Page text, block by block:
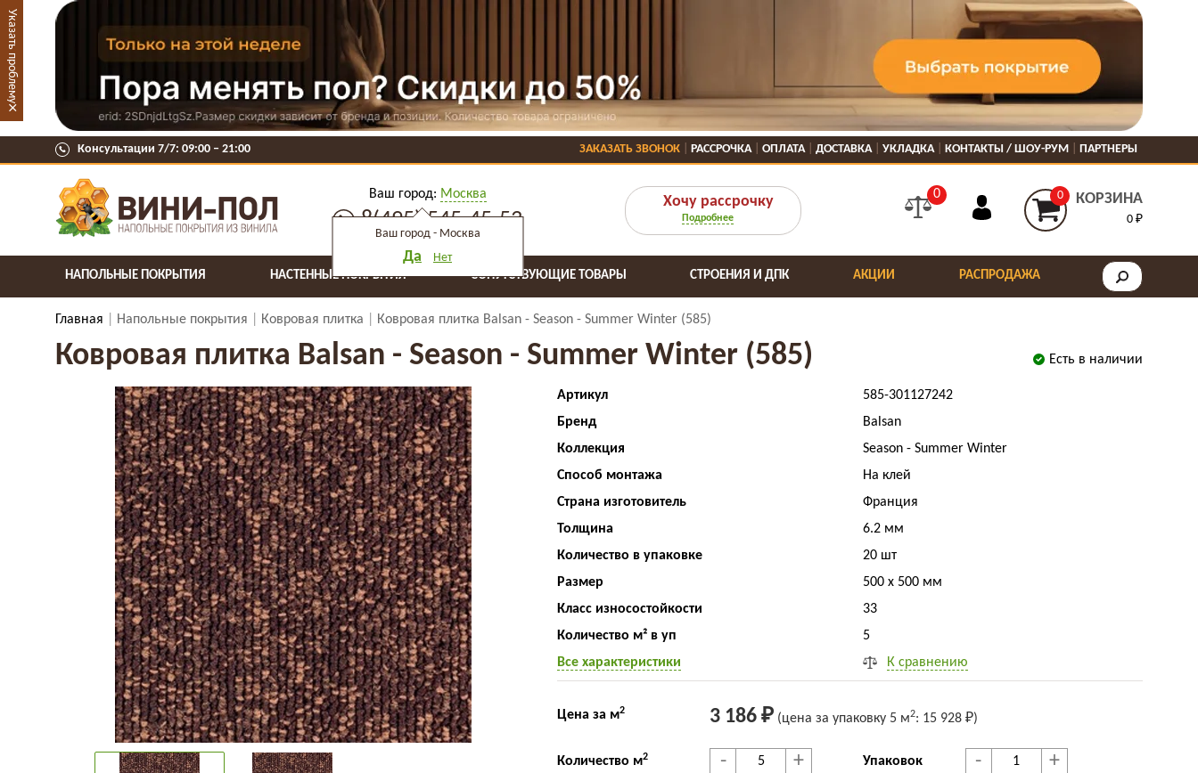
Консультации 7/7: 09:00 ‒ 21:00 ЗАКАЗАТЬ ЗВОНОК РАССРОЧКА ОПЛАТА ДОСТАВКА УКЛАДКА КОНТАКТЫ / ШОУ-РУМ ПАРТНЕРЫ
Ваш город: Москва
Ваш город - Москва
Да Нет
8(495) 545-45-53
Хочу рассрочку
Подробнее
0 0 КОРЗИНА
0 ₽
НАПОЛЬНЫЕ ПОКРЫТИЯ НАСТЕННЫЕ ПОКРЫТИЯ СОПУТСТВУЮЩИЕ ТОВАРЫ РАСПРОДАЖА
СТРОЕНИЯ И ДПК АКЦИИ
Главная Напольные покрытия Ковровая плитка Ковровая плитка Balsan - Season - Summer Winter (585)
Есть в наличии
Ковровая плитка Balsan - Season - Summer Winter (585)
Артикул
585-301127242
Бренд
Balsan
Коллекция
Season - Summer Winter
Способ монтажа
На клей
Страна изготовитель
Франция
Толщина
6.2 мм
Количество в упаковке
20 шт
Размер
500 x 500 мм
Класс износостойкости
33
Количество м² в уп
5
Все характеристики
К сравнению
Цена за м2 3 186 ₽ (цена за упаковку 5 м2: 15 928 ₽)
Количество м2 - + Упаковок - +
Указать проблему
×